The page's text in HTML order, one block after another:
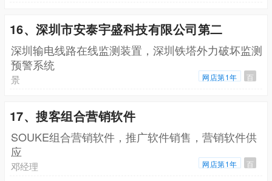
16、深圳市安泰宇盛科技有限公司第二
深圳输电线路在线监测装置，深圳铁塔外力破坏监测
预警系统
景 网店第1年 百
17、搜客组合营销软件
SOUKE组合营销软件，推广软件销售，营销软件供
应
邓经理 网店第1年 百